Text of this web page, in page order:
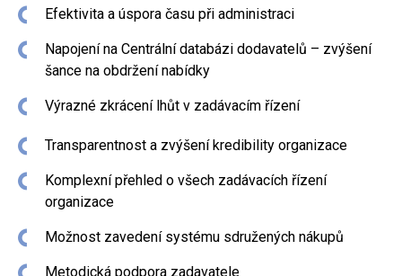
Efektivita a úspora času při administraci
Napojení na Centrální databázi dodavatelů – zvýšení
šance na obdržení nabídky
Výrazné zkrácení lhůt v zadávacím řízení
Transparentnost a zvýšení kredibility organizace
Komplexní přehled o všech zadávacích řízení
organizace
Možnost zavedení systému sdružených nákupů
Metodická podpora zadavatele